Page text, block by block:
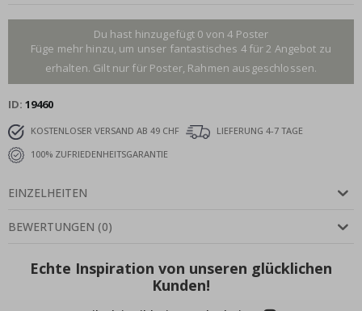
Du hast hinzugefügt 0 von 4 Poster
Füge mehr hinzu, um unser fantastisches 4 für 2 Angebot zu
erhalten. Gilt nur für Poster, Rahmen ausgeschlossen.
ID 19460
KOSTENLOSER VERSAND AB 49 CHF
LIEFERUNG 4-7 TAGE
100% ZUFRIEDENHEITSGARANTIE
EINZELHEITEN
BEWERTUNGEN (0)
Echte Inspiration von unseren glücklichen
Kunden!